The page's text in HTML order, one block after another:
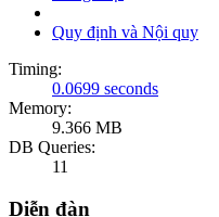
Quy định và Nội quy
Timing:
0.0699 seconds
Memory:
9.366 MB
DB Queries:
11
Diễn đàn